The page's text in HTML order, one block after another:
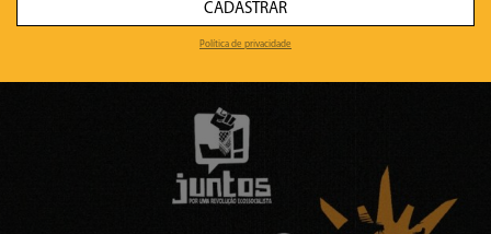
CADASTRAR
Política de privacidade